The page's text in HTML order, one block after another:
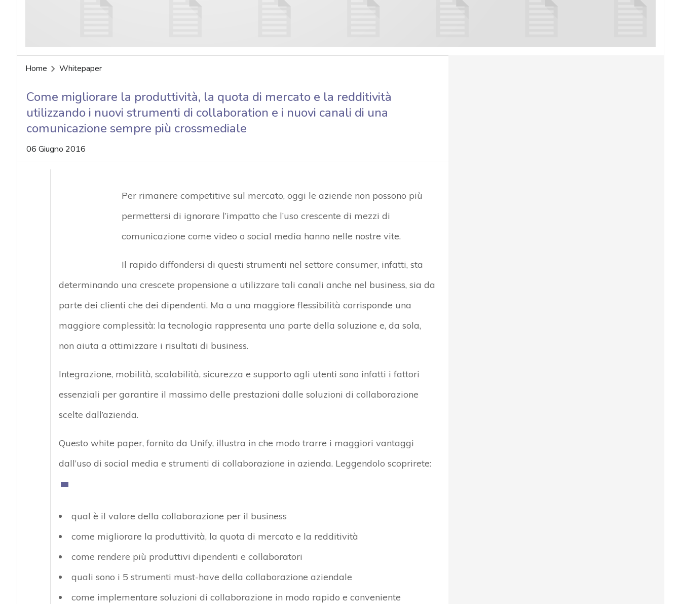
Home Whitepaper
Come migliorare la produttività, la quota di mercato e la redditività
utilizzando i nuovi strumenti di collaboration e i nuovi canali di una
comunicazione sempre più crossmediale
06 Giugno 2016
Per rimanere competitive sul mercato, oggi le aziende non possono più
permettersi di ignorare l’impatto che l’uso crescente di mezzi di
comunicazione come video o social media hanno nelle nostre vite.
Il rapido diffondersi di questi strumenti nel settore consumer, infatti, sta
determinando una crescete propensione a utilizzare tali canali anche nel business, sia da
parte dei clienti che dei dipendenti. Ma a una maggiore flessibilità corrisponde una
maggiore complessità: la tecnologia rappresenta una parte della soluzione e, da sola,
non aiuta a ottimizzare i risultati di business.
Integrazione, mobilità, scalabilità, sicurezza e supporto agli utenti sono infatti i fattori
essenziali per garantire il massimo delle prestazioni dalle soluzioni di collaborazione
scelte dall’azienda.
Questo white paper, fornito da Unify, illustra in che modo trarre i maggiori vantaggi
dall’uso di social media e strumenti di collaborazione in azienda. Leggendolo scoprirete:
qual è il valore della collaborazione per il business
come migliorare la produttività, la quota di mercato e la redditività
come rendere più produttivi dipendenti e collaboratori
quali sono i 5 strumenti must-have della collaborazione aziendale
come implementare soluzioni di collaborazione in modo rapido e conveniente